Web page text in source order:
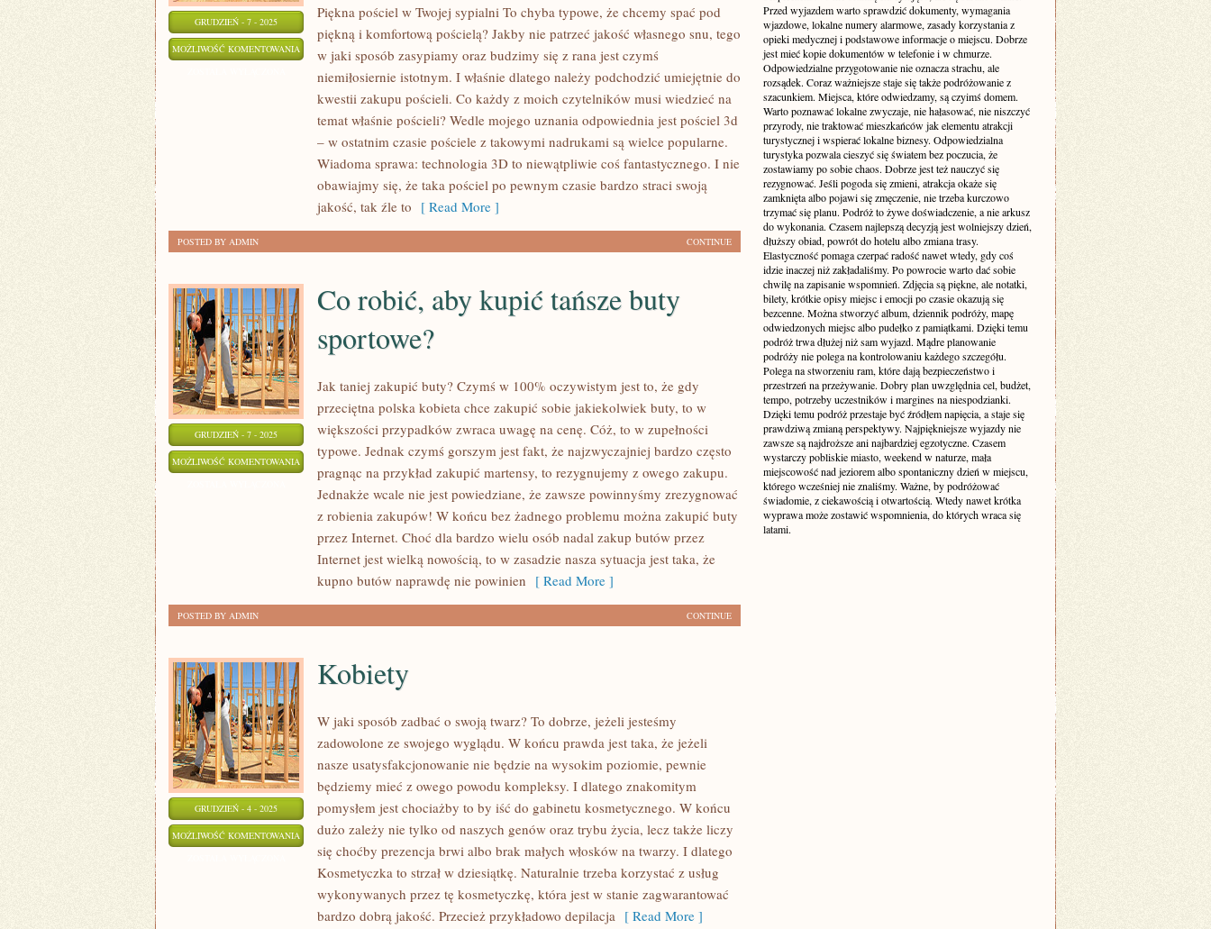
GRUDZIEŃ - 7 - 2025
MOŻLIWOŚĆ KOMENTOWANIA
PRAWDOPODOBNIE
BYŁBY
STANIE
NADSZARPNĄĆ
OPINII
MÓWIĄCEJ
O
FIZYCZNA
Piękna pościel w Twojej sypialni To chyba typowe, że chcemy spać pod
piękną i komfortową pościelą? Jakby nie patrzeć jakość własnego snu, tego
w jaki sposób zasypiamy oraz budzimy się z rana jest czymś
niemiłosiernie istotnym. I właśnie dlatego należy podchodzić umiejętnie do
kwestii zakupu pościeli. Co każdy z moich czytelników musi wiedzieć na
temat właśnie pościeli? Wedle mojego uznania odpowiednia jest pościel 3d
– w ostatnim czasie pościele z takowymi nadrukami są wielce popularne.
Wiadoma sprawa: technologia 3D to niewątpliwie coś fantastycznego. I nie
obawiajmy się, że taka pościel po pewnym czasie bardzo straci swoją
jakość, tak źle to [ Read More ]
CONTINUE
POSTED BY ADMIN
GRUDZIEŃ - 7 - 2025
MOŻLIWOŚĆ KOMENTOWANIA
ROBIĆ,
Co robić, aby kupić tańsze buty
sportowe?
Jak taniej zakupić buty? Czymś w 100% oczywistym jest to, że gdy
przeciętna polska kobieta chce zakupić sobie jakiekolwiek buty, to w
większości przypadków zwraca uwagę na cenę. Cóż, to w zupełności
typowe. Jednak czymś gorszym jest fakt, że najzwyczajniej bardzo często
pragnąc na przykład zakupić martensy, to rezygnujemy z owego zakupu.
Jednakże wcale nie jest powiedziane, że zawsze powinnyśmy zrezygnować
z robienia zakupów! W końcu bez żadnego problemu można zakupić buty
przez Internet. Choć dla bardzo wielu osób nadal zakup butów przez
Internet jest wielką nowością, to w zasadzie nasza sytuacja jest taka, że
kupno butów naprawdę nie powinien [ Read More ]
CONTINUE
POSTED BY ADMIN
GRUDZIEŃ - 4 - 2025
MOŻLIWOŚĆ KOMENTOWANIA KOBIETY
Kobiety
W jaki sposób zadbać o swoją twarz? To dobrze, jeżeli jesteśmy
zadowolone ze swojego wyglądu. W końcu prawda jest taka, że jeżeli
nasze usatysfakcjonowanie nie będzie na wysokim poziomie, pewnie
będziemy mieć z owego powodu kompleksy. I dlatego znakomitym
pomysłem jest chociażby to by iść do gabinetu kosmetycznego. W końcu
dużo zależy nie tylko od naszych genów oraz trybu życia, lecz także liczy
się choćby prezencja brwi albo brak małych włosków na twarzy. I dlatego
Kosmetyczka to strzał w dziesiątkę. Naturalnie trzeba korzystać z usług
wykonywanych przez tę kosmetyczkę, która jest w stanie zagwarantować
bardzo dobrą jakość. Przecież przykładowo depilacja [ Read More ]
Przed wyjazdem warto sprawdzić dokumenty, wymagania
wjazdowe, lokalne numery alarmowe, zasady korzystania z
opieki medycznej i podstawowe informacje o miejscu. Dobrze
jest mieć kopie dokumentów w telefonie i w chmurze.
Odpowiedzialne przygotowanie nie oznacza strachu, ale
rozsądek. Coraz ważniejsze staje się także podróżowanie z
szacunkiem. Miejsca, które odwiedzamy, są czyimś domem.
Warto poznawać lokalne zwyczaje, nie hałasować, nie niszczyć
przyrody, nie traktować mieszkańców jak elementu atrakcji
turystycznej i wspierać lokalne biznesy. Odpowiedzialna
turystyka pozwala cieszyć się światem bez poczucia, że
zostawiamy po sobie chaos. Dobrze jest też nauczyć się
rezygnować. Jeśli pogoda się zmieni, atrakcja okaże się
zamknięta albo pojawi się zmęczenie, nie trzeba kurczowo
trzymać się planu. Podróż to żywe doświadczenie, a nie arkusz
do wykonania. Czasem najlepszą decyzją jest wolniejszy dzień,
dłuższy obiad, powrót do hotelu albo zmiana trasy.
Elastyczność pomaga czerpać radość nawet wtedy, gdy coś
idzie inaczej niż zakładaliśmy. Po powrocie warto dać sobie
chwilę na zapisanie wspomnień. Zdjęcia są piękne, ale notatki,
bilety, krótkie opisy miejsc i emocji po czasie okazują się
bezcenne. Można stworzyć album, dziennik podróży, mapę
odwiedzonych miejsc albo pudełko z pamiątkami. Dzięki temu
podróż trwa dłużej niż sam wyjazd. Mądre planowanie
podróży nie polega na kontrolowaniu każdego szczegółu.
Polega na stworzeniu ram, które dają bezpieczeństwo i
przestrzeń na przeżywanie. Dobry plan uwzględnia cel, budżet,
tempo, potrzeby uczestników i margines na niespodzianki.
Dzięki temu podróż przestaje być źródłem napięcia, a staje się
prawdziwą zmianą perspektywy. Najpiękniejsze wyjazdy nie
zawsze są najdroższe ani najbardziej egzotyczne. Czasem
wystarczy pobliskie miasto, weekend w naturze, mała
miejscowość nad jeziorem albo spontaniczny dzień w miejscu,
którego wcześniej nie znaliśmy. Ważne, by podróżować
świadomie, z ciekawością i otwartością. Wtedy nawet krótka
wyprawa może zostawić wspomnienia, do których wraca się
latami.